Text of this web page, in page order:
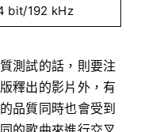
bit/192 kHz
測試的話，則要注
釋出的影片外，有
品質同時也會受到